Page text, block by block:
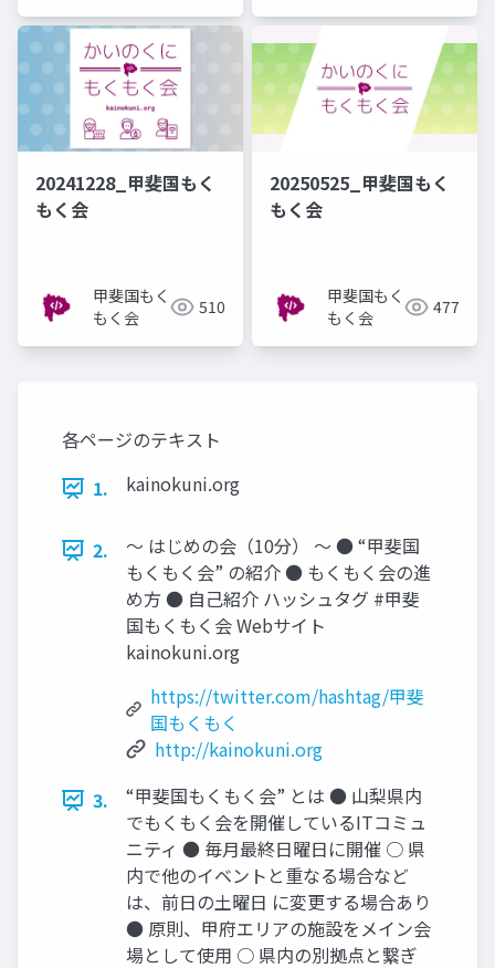
20241228_甲斐国もく
もく会
甲斐国もく
もく会
510
20250525_甲斐国もく
もく会
甲斐国もく
もく会
477
各ページのテキスト
1.
kainokuni.org
2.
〜 はじめの会（10分） 〜 ● “甲斐国
もくもく会” の紹介 ● もくもく会の進
め方 ● 自己紹介 ハッシュタグ #甲斐
国もくもく会 Webサイト
kainokuni.org
https://twitter.com/hashtag/甲斐
国もくもく
http://kainokuni.org
3.
“甲斐国もくもく会” とは ● 山梨県内
でもくもく会を開催しているITコミュ
ニティ ● 毎月最終日曜日に開催 ○ 県
内で他のイベントと重なる場合など
は、前日の土曜日 に変更する場合あり
● 原則、甲府エリアの施設をメイン会
場として使用 ○ 県内の別拠点と繋ぎ